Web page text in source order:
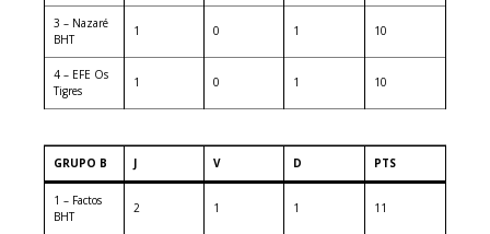
3 – Nazaré
BHT
1 0 1 10
4 – EFE Os
Tigres
1 0 1 10
GRUPO B J V D PTS
1 – Factos
BHT
2 1 1 11